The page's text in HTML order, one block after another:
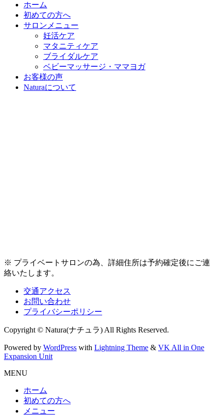
ホーム
初めての方へ
サロンメニュー
妊活ケア
マタニティケア
ブライダルケア
ベビーマッサージ・ママヨガ
お客様の声
Naturaについて
※ プライベートサロンの為、詳細住所は予約確定後にご連
絡いたします。
交通アクセス
お問い合わせ
プライバシーポリシー
Copyright © Natura(ナチュラ) All Rights Reserved.
Powered by WordPress with Lightning Theme & VK All in One
Expansion Unit
MENU
ホーム
初めての方へ
メニュー